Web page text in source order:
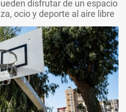
disfrutar de un espacio
ocio y deporte al aire libre